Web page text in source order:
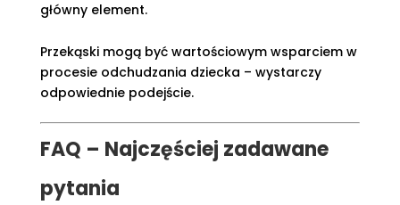
główny element.
Przekąski mogą być wartościowym wsparciem w
procesie odchudzania dziecka – wystarczy
odpowiednie podejście.
FAQ – Najczęściej zadawane
pytania